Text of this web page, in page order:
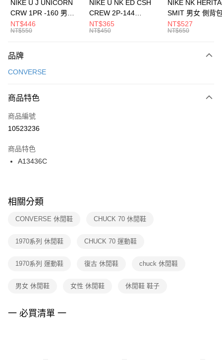
元大商業銀行
台灣樂天信用卡公司
全盈+PAY
AFTEE先享後付
【關於「AFTEE先享後付」】
便利好安心！
３．安心：先確認商品／服務後，再付款。
【「AFTEE先享後付」結帳流程】
１．於結帳方式選擇「AFTEE先享後付」後，將跳轉至「AFTEE先享後付」
２．訂單成立數日內，您將收到繳費通知簡訊。
３．收到繳費通知簡訊後14天內，點擊此簡訊中的連結，可透過四大超商／
ATM／網路銀行／等多元方式進行付款，方視為交易完成。
※ 交易是否成功請以「AFTEE先享後付 」之結帳頁面顯示為準，若有關於
是否繳費成功／繳費後需取消欲退款等相關疑問，請聯繫「AFTEE先享後付
客戶支援中心」 https://netprotections.freshdesk.com/support/home
１．透過由恩沛科技股份有限公司提供之「AFTEE先享後付」服務完成之交
權轉讓予恩沛科技股份有限公司。
３．未成年的使用者請事先徵得法定代理人或監護人之同意方可使用
４．使用「AFTEE先享後付」時，將依據個別帳號之用戶狀況，依本公司即
運送方式
每筆NT$100，滿NT$1,500(含以上)免運費
宅配
每筆NT$100，滿NT$1,500(含以上)免運費
付款後門市自取
每筆NT$100，滿NT$1,500(含以上)免運費
NIKE U J UNICORN
CRW 1PR -160 男女
中統襪 FZ3393100
NT$446
NT$550
NIKE U NK ED CSH
CREW 2P-144
EMBRDY 男女 短統襪
FZ3073133
NT$365
NT$450
NIKE NK
SMIT 男女 側背
BA5871010
NT$527
NT$650
品牌
CONVERSE
商品特色
商品編號
10523236
商品特色
A13436C
相關分類
CONVERSE 休閒鞋 CHUCK 70 休閒鞋
1970系列 休閒鞋 CHUCK 70 運動鞋
1970系列 運動鞋 復古 休閒鞋 chuck 休閒鞋
男女 休閒鞋 女性 休閒鞋 休閒鞋 鞋子
一 必買清單 一